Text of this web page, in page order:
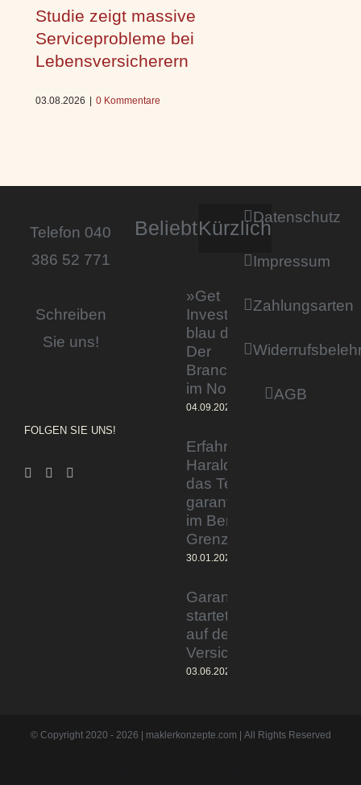
Studie zeigt massive
Serviceprobleme bei
Lebensversicherern
03.08.2026 | 0 Kommentare
Telefon 040
386 52 771
Schreiben
Sie uns!
FOLGEN SIE UNS!
BeliebtKürzlich
»Get
Invested by
blau direkt«:
Der
Branchentag
im Norden
04.09.2023
Erfahrener Experte
Harald Wesely stärkt
das Team von
garantiertmehrnetto.de
im Bereich
Grenzgänger
30.01.2024
Garantiertmehrnetto.de®
startet Vermittlerplattform
auf deutschem
Versicherungsmarkt
03.06.2023
Datenschutz
Impressum
Zahlungsarten
AGB
© Copyright 2020 - 2026 | maklerkonzepte.com | All Rights Reserved